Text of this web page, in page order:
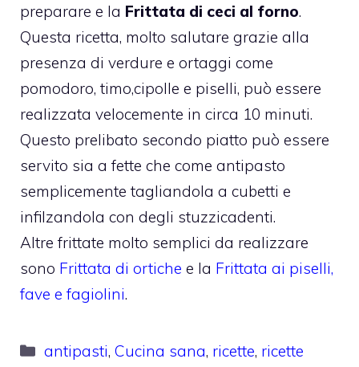
preparare e la Frittata di ceci al forno.
Questa ricetta, molto salutare grazie alla
presenza di verdure e ortaggi come
pomodoro, timo,cipolle e piselli, può essere
realizzata velocemente in circa 10 minuti.
Questo prelibato secondo piatto può essere
servito sia a fette che come antipasto
semplicemente tagliandola a cubetti e
infilzandola con degli stuzzicadenti.
Altre frittate molto semplici da realizzare
sono Frittata di ortiche e la Frittata ai piselli,
fave e fagiolini.
Categorie
antipasti,Cucina sana, ricette, ricette